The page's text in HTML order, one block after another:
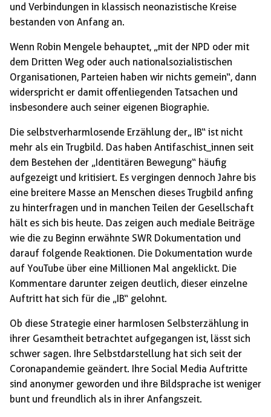
und Verbindungen in klassisch neonazistische Kreise
bestanden von Anfang an.
Wenn Robin Mengele behauptet, „mit der NPD oder mit
dem Dritten Weg oder auch nati­o­nalsozialistischen
Organisationen, Parteien haben wir nichts gemein“, dann
widerspricht er damit offenliegenden Tatsachen und
insbesondere auch seiner eigenen Biographie.
Die selbstverharmlosende Erzählung der„ IB“ ist nicht
mehr als ein Trugbild. Das haben Antifaschist_innen seit
dem Bestehen der „Identitären Bewegung“ häufig
aufgezeigt und kritisiert. Es vergingen dennoch Jahre bis
eine breitere Masse an Menschen dieses Trugbild anfing
zu hinterfragen und in manchen Teilen der Gesellschaft
hält es sich bis heute. Das zeigen auch mediale Beiträge
wie die zu Beginn erwähnte SWR Dokumentation und
darauf folgende Reaktionen. Die Dokumentation wurde
auf YouTube über eine Millionen Mal angeklickt. Die
Kommentare darunter zeigen deutlich, dieser einzelne
Auftritt hat sich für die „IB“ gelohnt.
Ob diese Strategie einer harmlosen Selbsterzählung in
ihrer Gesamtheit betrachtet aufgegangen ist, lässt sich
schwer sagen. Ihre Selbstdarstellung hat sich seit der
Coronapandemie geändert. Ihre Social Media Auftritte
sind anonymer geworden und ihre Bildsprache ist weniger
bunt und freundlich als in ihrer Anfangszeit.